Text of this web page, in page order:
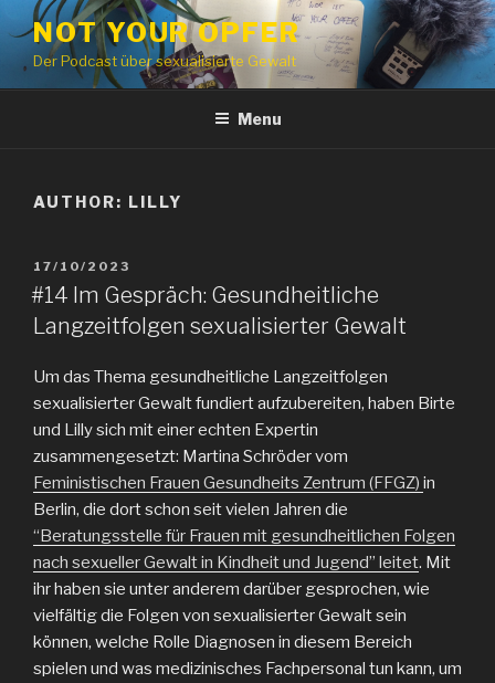
to
content
NOT YOUR OPFER
Der Podcast über sexualisierte Gewalt
Menu
AUTHOR: LILLY
POSTED
ON
17/10/2023
#14 Im Gespräch: Gesundheitliche
Langzeitfolgen sexualisierter Gewalt
Um das Thema gesundheitliche Langzeitfolgen
sexualisierter Gewalt fundiert aufzubereiten, haben Birte
und Lilly sich mit einer echten Expertin
zusammengesetzt: Martina Schröder vom
Feministischen Frauen Gesundheits Zentrum (FFGZ) in
Berlin, die dort schon seit vielen Jahren die
“Beratungsstelle für Frauen mit gesundheitlichen Folgen
nach sexueller Gewalt in Kindheit und Jugend” leitet. Mit
ihr haben sie unter anderem darüber gesprochen, wie
vielfältig die Folgen von sexualisierter Gewalt sein
können, welche Rolle Diagnosen in diesem Bereich
spielen und was medizinisches Fachpersonal tun kann, um